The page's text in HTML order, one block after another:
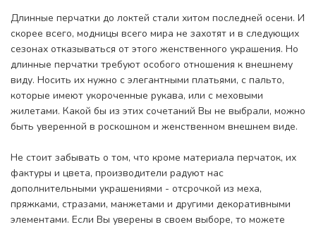
Длинные перчатки до локтей стали хитом последней осени. И
скорее всего, модницы всего мира не захотят и в следующих
сезонах отказываться от этого женственного украшения. Но
длинные перчатки требуют особого отношения к внешнему
виду. Носить их нужно с элегантными платьями, с пальто,
которые имеют укороченные рукава, или с меховыми
жилетами. Какой бы из этих сочетаний Вы не выбрали, можно
быть уверенной в роскошном и женственном внешнем виде.
Не стоит забывать о том, что кроме материала перчаток, их
фактуры и цвета, производители радуют нас
дополнительными украшениями - отсрочкой из меха,
пряжками, стразами, манжетами и другими декоративными
элементами. Если Вы уверены в своем выборе, то можете